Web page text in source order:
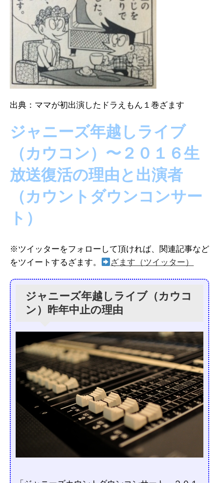
出典：ママが初出演したドラえもん１巻ざます
ジャニーズ年越しライブ
（カウコン）〜２０１６生
放送復活の理由と出演者
（カウントダウンコンサー
ト）
※ツイッターをフォローして頂ければ、関連記事など
をツイートするざます。
ざます（ツイッター）
ジャニーズ年越しライブ（カウコ
ン）昨年中止の理由